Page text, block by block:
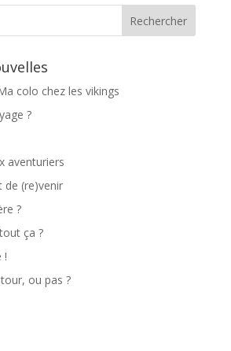
colo chez les vikings
?
aventuriers
de (re)venir
?
ça ?
!
ou pas ?